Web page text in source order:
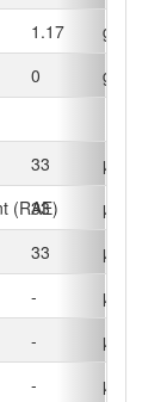
1.17
g
0
g
33
µg
(RAE)
33
µg
33
µg
-
µg
-
µg
-
µg